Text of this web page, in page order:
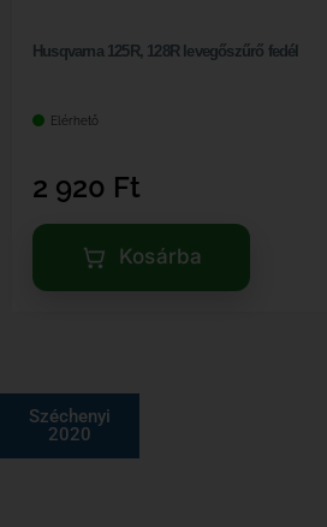
Husqvarna 125R, 128R levegőszűrő fedél
Elérhető
2 920 Ft
Kosárba
Széchenyi
2020